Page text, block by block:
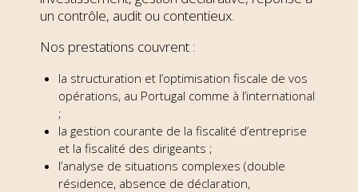
un contrôle, audit ou contentieux.
Nos prestations couvrent :
la structuration et l’optimisation fiscale de vos
opérations, au Portugal comme à l’international
;
la gestion courante de la fiscalité d’entreprise
et la fiscalité des dirigeants ;
l’analyse de situations complexes (double
résidence, absence de déclaration,